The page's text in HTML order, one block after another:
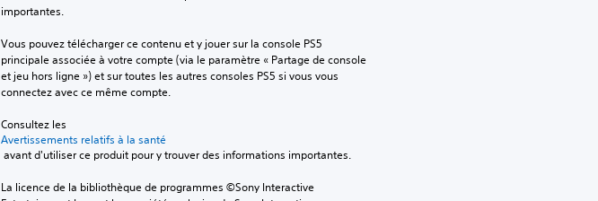
importantes.
Vous pouvez télécharger ce contenu et y jouer sur la console PS5
principale associée à votre compte (via le paramètre « Partage de console
et jeu hors ligne ») et sur toutes les autres consoles PS5 si vous vous
connectez avec ce même compte.
Consultez les
Avertissements relatifs à la santé
avant d'utiliser ce produit pour y trouver des informations importantes.
La licence de la bibliothèque de programmes ©Sony Interactive